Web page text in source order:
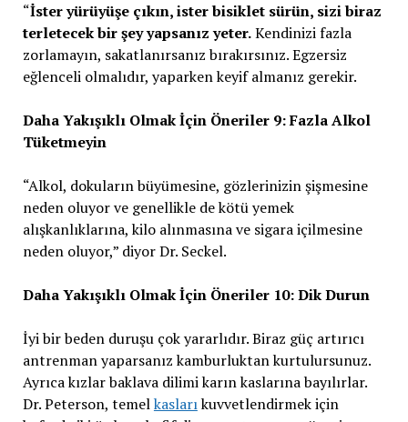
“İster yürüyüşe çıkın, ister bisiklet sürün, sizi biraz
terletecek bir şey yapsanız yeter.Kendinizi fazla
zorlamayın, sakatlanırsanız bırakırsınız. Egzersiz
eğlenceli olmalıdır, yaparken keyif almanız gerekir.
Daha Yakışıklı Olmak İçin Öneriler 9: Fazla Alkol
Tüketmeyin
“Alkol, dokuların büyümesine, gözlerinizin şişmesine
neden oluyor ve genellikle de kötü yemek
alışkanlıklarına, kilo alınmasına ve sigara içilmesine
neden oluyor,” diyor Dr. Seckel.
Daha Yakışıklı Olmak İçin Öneriler 10: Dik Durun
İyi bir beden duruşu çok yararlıdır. Biraz güç artırıcı
antrenman yaparsanız kamburluktan kurtulursunuz.
Ayrıca kızlar baklava dilimi karın kaslarına bayılırlar.
Dr. Peterson, temelkaslarıkuvvetlendirmek için